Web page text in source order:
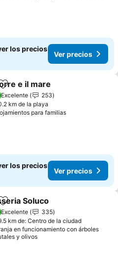
los precios
Ver precios
Añadir a favoritos
e il mare
Excelente
253
km de la playa
para familias
los precios
Ver precios
Añadir a favoritos
Soluco
Excelente
335
km de: Centro de la ciudad
en funcionamiento con árboles
y olivos